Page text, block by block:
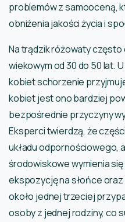
problemów z samooceną,
obniżenia jakości życia i
Na trądzik różowaty
wiekowym od 30 do 50 lat.
kobiet schorzenie
kobiet jest ono bardziej
bezpośrednie przyczyny
Eksperci twierdzą, że
układu odpornościowego,
środowiskowe wymienia
ekspozycję na słońce
około jednej trzeciej
osoby z jednej rodziny, co